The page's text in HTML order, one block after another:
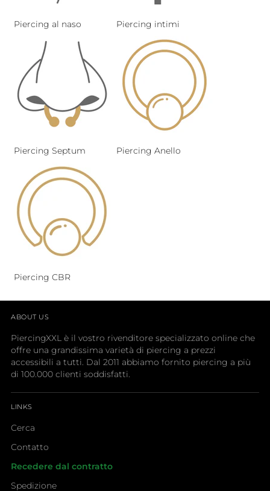
Piercing al naso Piercing intimi
Piercing Septum Piercing Anello
Piercing CBR
ABOUT US
PiercingXXL è il vostro rivenditore specializzato online che
offre una grandissima varietà di piercing a prezzi
accessibili a tutti. Dal 2011 abbiamo fornito piercing a più
di 100.000 clienti soddisfatti.
LINKS
Cerca
Contatto
Recedere dal contratto
Spedizione